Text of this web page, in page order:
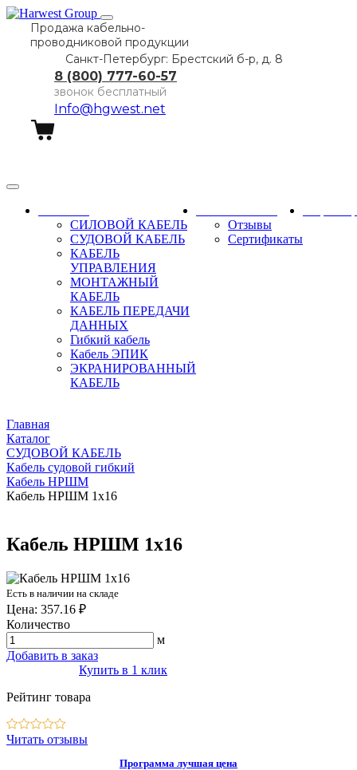
Продажа кабельно-
проводниковой продукции
Санкт-Петербург: Брестский б-р, д. 8
8 (800) 777-60-57
звонок бесплатный
Info@hgwest.net
СИЛОВОЙ КАБЕЛЬ
СУДОВОЙ КАБЕЛЬ
КАБЕЛЬ
УПРАВЛЕНИЯ
МОНТАЖНЫЙ
КАБЕЛЬ
КАБЕЛЬ ПЕРЕДАЧИ
ДАННЫХ
Гибкий кабель
Кабель ЭПИК
ЭКРАНИРОВАННЫЙ
КАБЕЛЬ
Отзывы
Сертификаты
Главная
Каталог
СУДОВОЙ КАБЕЛЬ
Кабель судовой гибкий
Кабель НРШМ
Кабель НРШМ 1х16
Кабель НРШМ 1х16
Есть в наличии на складе
Цена: 357.16 ₽
Количество
м
Добавить в заказ
Купить в 1 клик
Рейтинг товара
Читать отзывы
Программа лучшая цена